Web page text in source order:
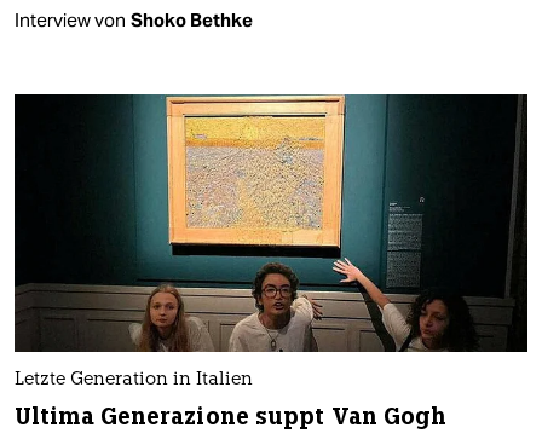
Interview von Shoko Bethke
Letzte Generation in Italien
Ultima Generazione suppt Van Gogh